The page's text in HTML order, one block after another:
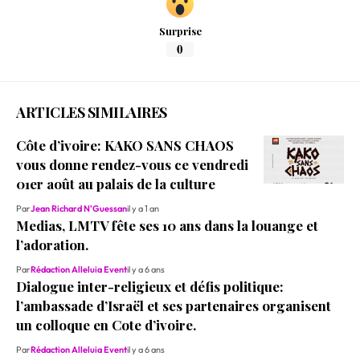
Surprise
0
ARTICLES SIMILAIRES
Côte d’ivoire: KAKO SANS CHAOS
vous donne rendez-vous ce vendredi
01er août au palais de la culture
ParJean Richard N'Guessanil y a 1 an
Medias, LMTV fête ses 10 ans dans la louange et
l’adoration.
ParRédaction Alleluia Eventil y a 6 ans
Dialogue inter-religieux et défis politique:
l’ambassade d’Israël et ses partenaires organisent
un colloque en Cote d’ivoire.
ParRédaction Alleluia Eventil y a 6 ans